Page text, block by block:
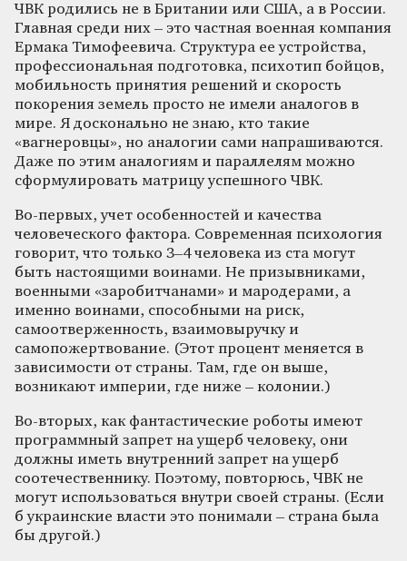
ЧВК родились не в Британии или США, а в России.
Главная среди них – это частная военная компания
Ермака Тимофеевича. Структура ее устройства,
профессиональная подготовка, психотип бойцов,
мобильность принятия решений и скорость
покорения земель просто не имели аналогов в
мире. Я досконально не знаю, кто такие
«вагнеровцы», но аналогии сами напрашиваются.
Даже по этим аналогиям и параллелям можно
сформулировать матрицу успешного ЧВК.
Во-первых, учет особенностей и качества
человеческого фактора. Современная психология
говорит, что только 3–4 человека из ста могут
быть настоящими воинами. Не призывниками,
военными «заробитчанами» и мародерами, а
именно воинами, способными на риск,
самоотверженность, взаимовыручку и
самопожертвование. (Этот процент меняется в
зависимости от страны. Там, где он выше,
возникают империи, где ниже – колонии.)
Во-вторых, как фантастические роботы имеют
программный запрет на ущерб человеку, они
должны иметь внутренний запрет на ущерб
соотечественнику. Поэтому, повторюсь, ЧВК не
могут использоваться внутри своей страны. (Если
б украинские власти это понимали – страна была
бы другой.)